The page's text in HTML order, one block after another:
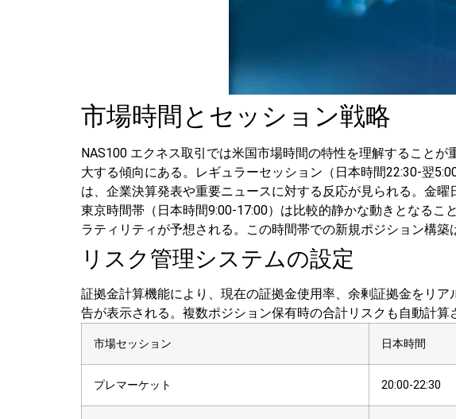
市場時間とセッション戦略
NAS100 エクネス取引では米国市場時間の特性を理解すること
大する傾向にある。レギュラーセッション（日本時間22:30-翌
は、企業決算発表や重要ニュースに対する反応が見られる。金
東京時間帯（日本時間9:00-17:00）は比較的静かな動きとなること
ラティリティが予想される。この時間帯での新規ポジション構
リスク管理システムの設定
証拠金計算機能により、現在の証拠金使用率、余剰証拠金をリ
告が表示される。複数ポジション保有時の合計リスクも自動計算
市場セッション 日本時間
プレマーケット 20:00-22:30